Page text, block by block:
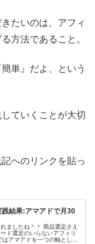
たいのは、アフィ
方法であること。
単』だよ、という
ていくことが大切
へのリンクを貼っ
結果:アマアドで月30
ましたね＾＾ 商品選定さえ
ド選定のいらないアフィリ